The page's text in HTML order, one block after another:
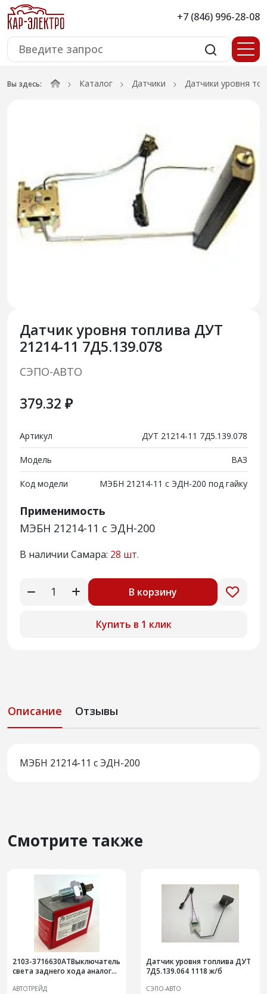
+7 (846) 996-28-08
Вы здесь: Каталог Датчики Датчики уровня
Датчик уровня топлива ДУТ
21214-11 7Д5.139.078
СЭПО-АВТО
379.32 ₽
Артикул ДУТ 21214-11 7Д5.139.078
Модель ВАЗ
Код модели МЭБН 21214-11 с ЭДН-200 под гайку
Применимость
МЭБН 21214-11 с ЭДН-200
В наличии Самара: 28 шт.
В корзину
Купить в 1 клик
Описание Отзывы
МЭБН 21214-11 с ЭДН-200
Смотрите также
2103-3716630АТВыключатель
света заднего хода аналог
АВТОТРЕЙД
Датчик уровня топлива ДУТ
7Д5.139.064 1118 ж/б
СЭПО-АВТО